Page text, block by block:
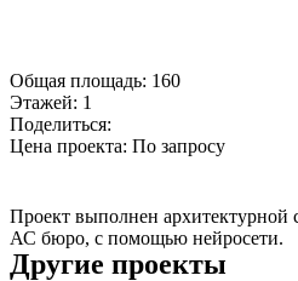
Общая площадь: 160
Этажей: 1
Поделиться:
Цена проекта: По запросу
Проект выполнен архитектурной
АС бюро, с помощью нейросети.
Другие проекты